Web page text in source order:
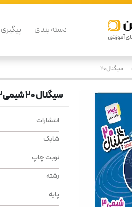
دسته بندی
سیگنال 20
سیگنال ۲۰ شیمی ۳ خط سفید
انتشارات
شابک
نوبت چاپ
رشته
پایه